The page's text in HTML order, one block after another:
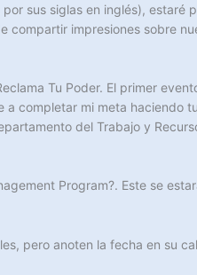
sus siglas en inglés), estaré
compartir impresiones sobre
Tu Poder. El primer
completar mi meta haciendo
del Trabajo y
Program?. Este se
pero anoten la fecha en su